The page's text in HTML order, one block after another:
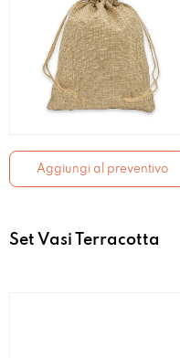
Aggiungi al preventivo
Set Vasi Terracotta